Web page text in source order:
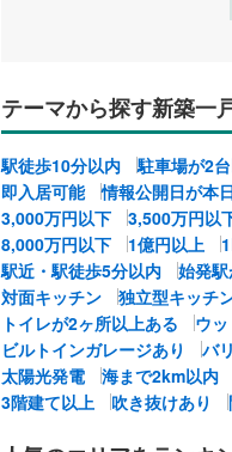
テーマから探す新築一
駅徒歩10分以内 駐車場が2
即入居可能
情報公開日が本
3,000万円以下
3,500万円以
8,000万円以下
1億円以上
駅近・駅徒歩5分以内
始発駅
対面キッチン
独立型キッチ
トイレが2ヶ所以上ある
ウ
ビルトインガレージあり
バ
太陽光発電
海まで2km以内
3階建て以上
吹き抜けあり